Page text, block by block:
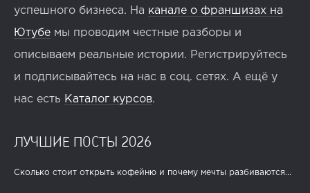
успешного бизнеса. На канале о франшизах на
Ютубе мы проводим честные разборы и
описываем реальные истории. Регистрируйтесь
и подписывайтесь на нас в соц. сетях. А ещё у
нас есть Каталог курсов.
ЛУЧШИЕ ПОСТЫ 2026
Сколько стоит открыть кофейню и почему мечты разбиваются...